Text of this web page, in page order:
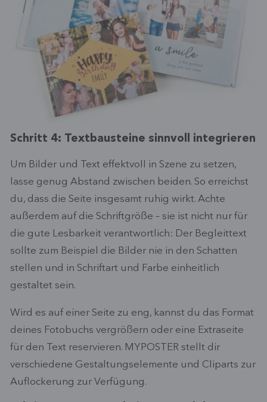
Schritt 4: Textbausteine sinnvoll integrieren
Um Bilder und Text effektvoll in Szene zu setzen,
lasse genug Abstand zwischen beiden. So erreichst
du, dass die Seite insgesamt ruhig wirkt. Achte
außerdem auf die Schriftgröße – sie ist nicht nur für
die gute Lesbarkeit verantwortlich: Der Begleittext
sollte zum Beispiel die Bilder nie in den Schatten
stellen und in Schriftart und Farbe einheitlich
gestaltet sein.
Wird es auf einer Seite zu eng, kannst du das Format
deines Fotobuchs vergrößern oder eine Extraseite
für den Text reservieren. MYPOSTER stellt dir
verschiedene Gestaltungselemente und Cliparts zur
Auflockerung zur Verfügung.